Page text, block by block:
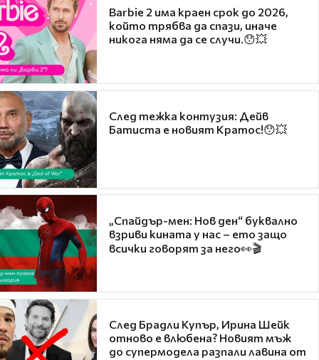
Barbie 2 има краен срок до 2026,
който трябва да спази, иначе
никога няма да се случи.😯💥
След тежка контузия: Дейв
Батиста е новият Кратос!😯💥
„Спайдър-мен: Нов ден“ буквално
взриви кината у нас – ето защо
всички говорят за него👀🎬
След Брадли Купър, Ирина Шейк
отново е влюбена? Новият мъж
до супермодела разпали лавина от